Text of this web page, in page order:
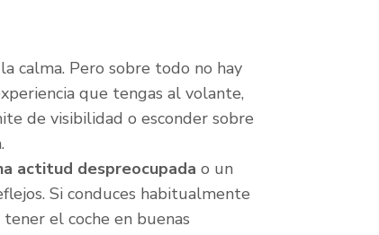
calma. Pero sobre todo no hay
que tengas al volante,
de visibilidad o esconder sobre
actitud despreocupada o un
Si conduces habitualmente
el coche en buenas